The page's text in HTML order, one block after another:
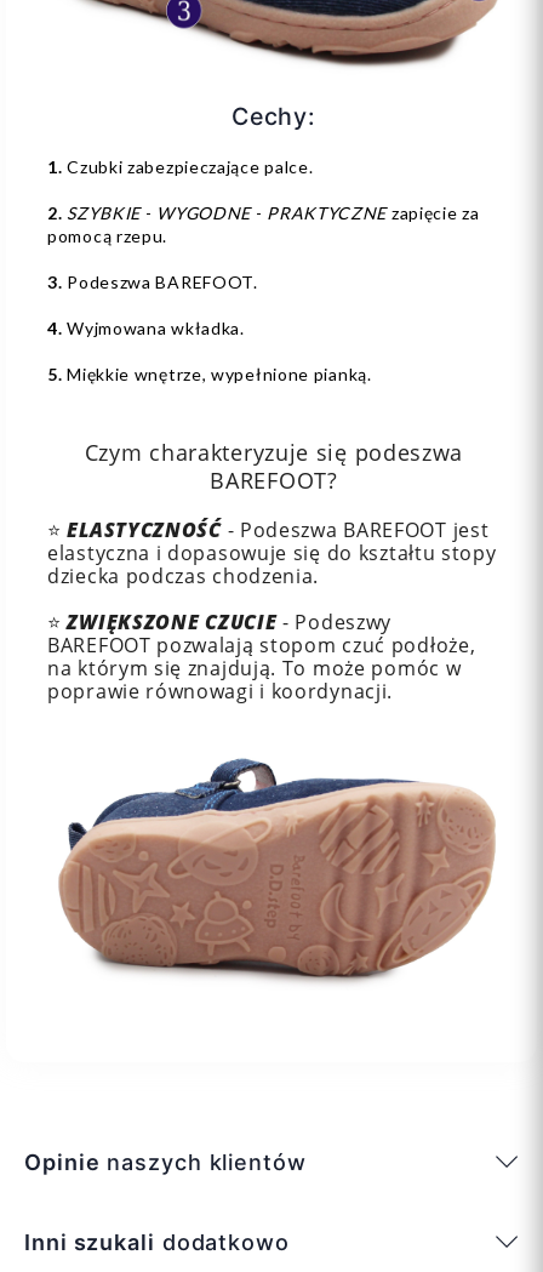
Cechy:
1.Czubki zabezpieczające palce.
2. SZYBKIE- WYGODNE- PRAKTYCZNEzapięcie za
pomocą rzepu.
3. Podeszwa BAREFOOT.
4.Wyjmowana wkładka.
5. Miękkie wnętrze, wypełnione pianką.
Czym charakteryzuje się podeszwa
BAREFOOT?
⭐ELASTYCZNOŚĆ- Podeszwa BAREFOOT jest
elastyczna i dopasowuje się do kształtu stopy
dziecka podczas chodzenia.
⭐ ZWIĘKSZONE CZUCIE- Podeszwy
BAREFOOT pozwalają stopom czuć podłoże,
na którym się znajdują. To może pomóc w
poprawie równowagi i koordynacji.
Opinie naszych klientów
Inni szukali dodatkowo